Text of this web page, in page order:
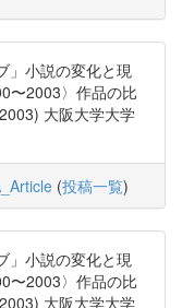
」小説の変化と現
〜2003〉作品の比
大阪大学大学
(投稿一覧)
」小説の変化と現
〜2003〉作品の比
大阪大学大学